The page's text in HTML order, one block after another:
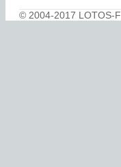
© 2004-2017 LOTOS-